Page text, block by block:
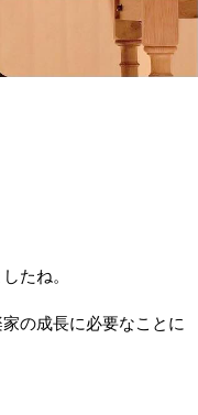
たね。
の成長に必要なことに